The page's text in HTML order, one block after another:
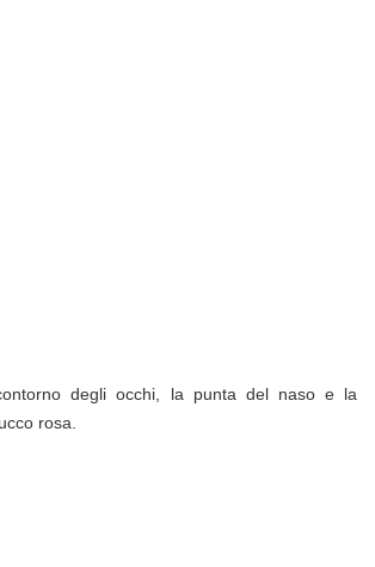
degli occhi, la punta del naso e la
rosa.